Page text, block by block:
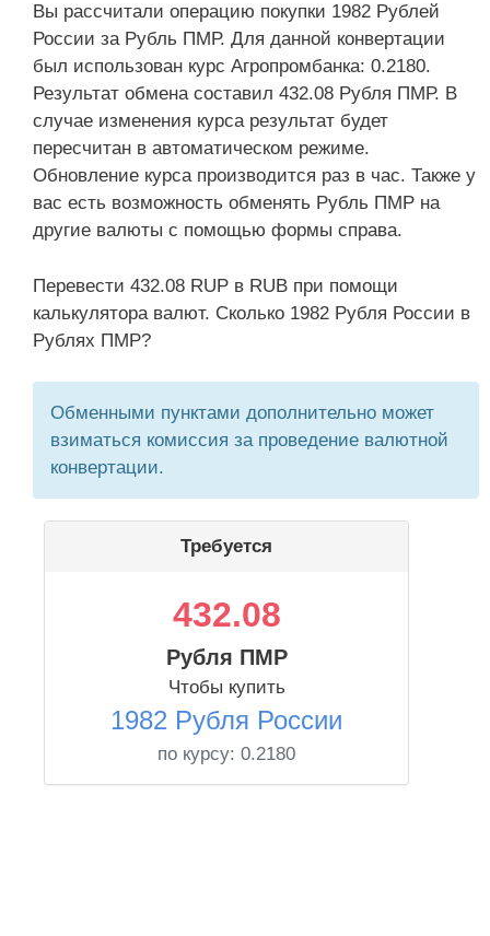
Вы рассчитали операцию покупки 1982 Рублей
России за Рубль ПМР. Для данной конвертации
был использован курс Агропромбанка: 0.2180.
Результат обмена составил 432.08 Рубля ПМР. В
случае изменения курса результат будет
пересчитан в автоматическом режиме.
Обновление курса производится раз в час. Также у
вас есть возможность обменять Рубль ПМР на
другие валюты с помощью формы справа.
Перевести 432.08 RUP в RUB при помощи
калькулятора валют. Сколько 1982 Рубля России в
Рублях ПМР?
Обменными пунктами дополнительно может
взиматься комиссия за проведение валютной
конвертации.
Требуется
432.08
Рубля ПМР
Чтобы купить
1982 Рубля России
по курсу: 0.2180